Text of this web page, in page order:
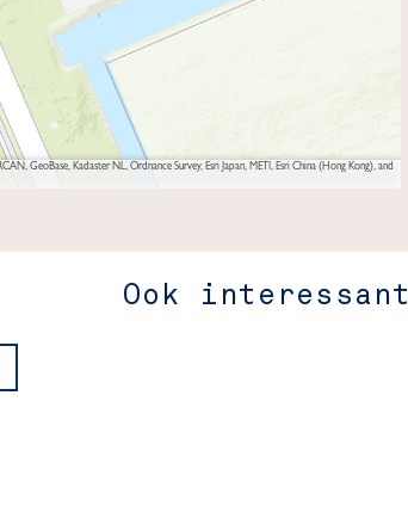
GeoBase, Kadaster NL, Ordnance Survey, Esri Japan, METI, Esri China (Hong Kong), and
Ook interessant